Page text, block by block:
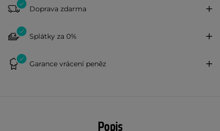
Doprava zdarma
Splátky za 0%
Garance vrácení peněz
Popis